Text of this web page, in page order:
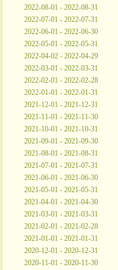
2022-08-01 - 2022-08-31
2022-07-01 - 2022-07-31
2022-06-01 - 2022-06-30
2022-05-01 - 2022-05-31
2022-04-02 - 2022-04-29
2022-03-01 - 2022-03-31
2022-02-01 - 2022-02-28
2022-01-01 - 2022-01-31
2021-12-01 - 2021-12-31
2021-11-01 - 2021-11-30
2021-10-01 - 2021-10-31
2021-09-01 - 2021-09-30
2021-08-01 - 2021-08-31
2021-07-01 - 2021-07-31
2021-06-01 - 2021-06-30
2021-05-01 - 2021-05-31
2021-04-01 - 2021-04-30
2021-03-01 - 2021-03-31
2021-02-01 - 2021-02-28
2021-01-01 - 2021-01-31
2020-12-01 - 2020-12-31
2020-11-01 - 2020-11-30